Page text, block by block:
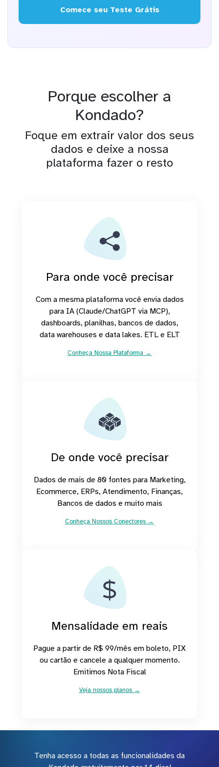
Comece seu Teste Grátis
Porque escolher a
Kondado?
Foque em extrair valor dos seus
dados e deixe a nossa
plataforma fazer o resto
Para onde você precisar
Com a mesma plataforma você envia dados
para IA (Claude/ChatGPT via MCP),
dashboards, planilhas, bancos de dados,
data warehouses e data lakes. ETL e ELT
Conheça Nossa Plataforma →
De onde você precisar
Dados de mais de 80 fontes para Marketing,
Ecommerce, ERPs, Atendimento, Finanças,
Bancos de dados e muito mais
Conheça Nossos Conectores →
Mensalidade em reais
Pague a partir de R$ 99/mês em boleto, PIX
ou cartão e cancele a qualquer momento.
Emitimos Nota Fiscal
Veja nossos planos →
Tenha acesso a todas as funcionalidades da